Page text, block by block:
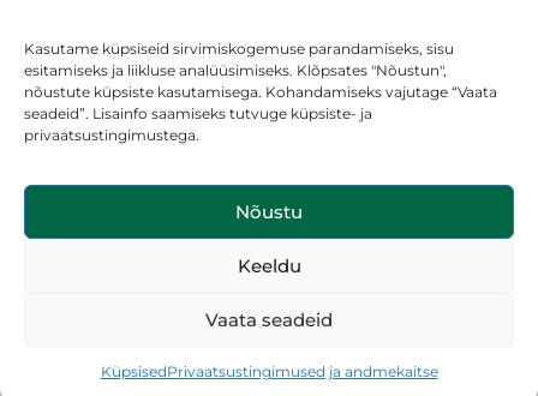
Kasutame küpsiseid sirvimiskogemuse parandamiseks, sisu
esitamiseks ja liikluse analüüsimiseks. Klõpsates "Nõustun",
nõustute küpsiste kasutamisega. Kohandamiseks vajutage “Vaata
seadeid”. Lisainfo saamiseks tutvuge küpsiste- ja
privaatsustingimustega.
Nõustu
Keeldu
Vaata seadeid
KüpsisedPrivaatsustingimused ja andmekaitse
jan@lepakapildid.ee
Reg. nr. 12177494